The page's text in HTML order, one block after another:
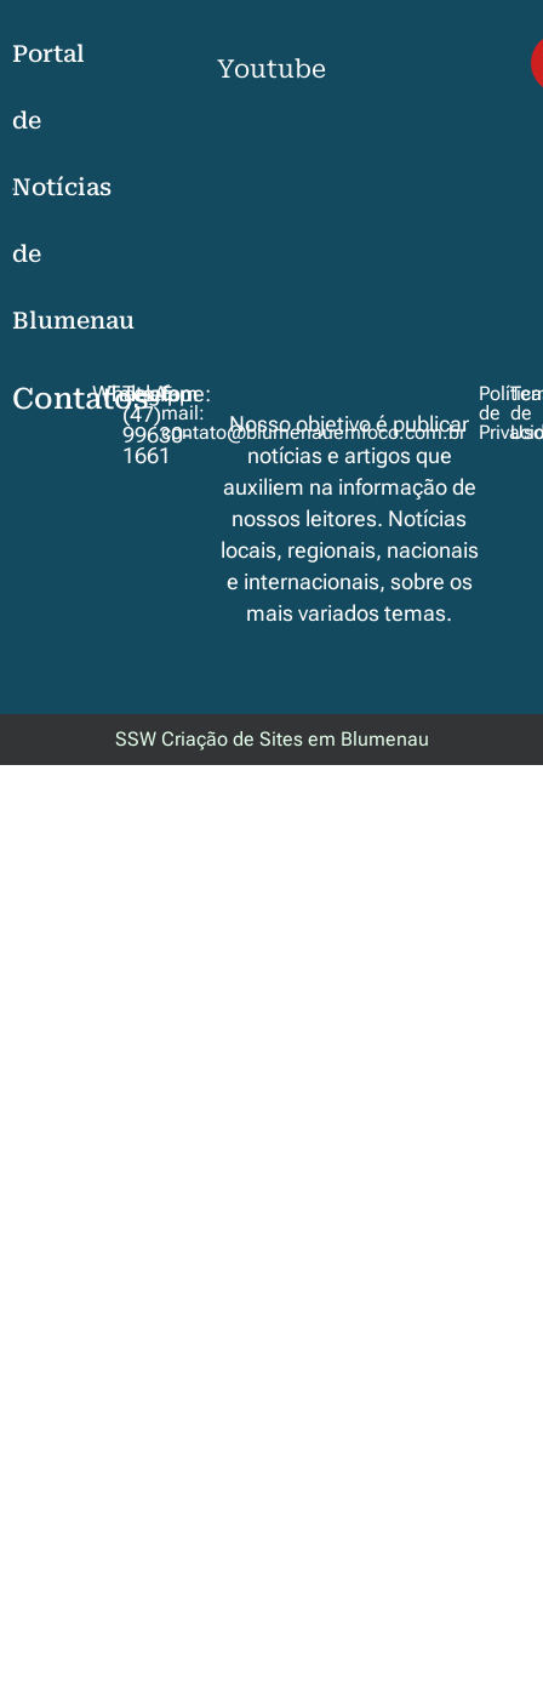
Portal
de
Notícias
de
Blumenau
Youtube
Contatos
WhatsApp
Telegram
Telefone:
(47)
99630-
1661
E-
mail:
contato@blumenauemfoco.com.br
Nosso objetivo é publicar
notícias e artigos que
auxiliem na informação de
nossos leitores. Notícias
locais, regionais, nacionais
e internacionais, sobre os
mais variados temas.
de de
SSW Criação de Sites em Blumenau